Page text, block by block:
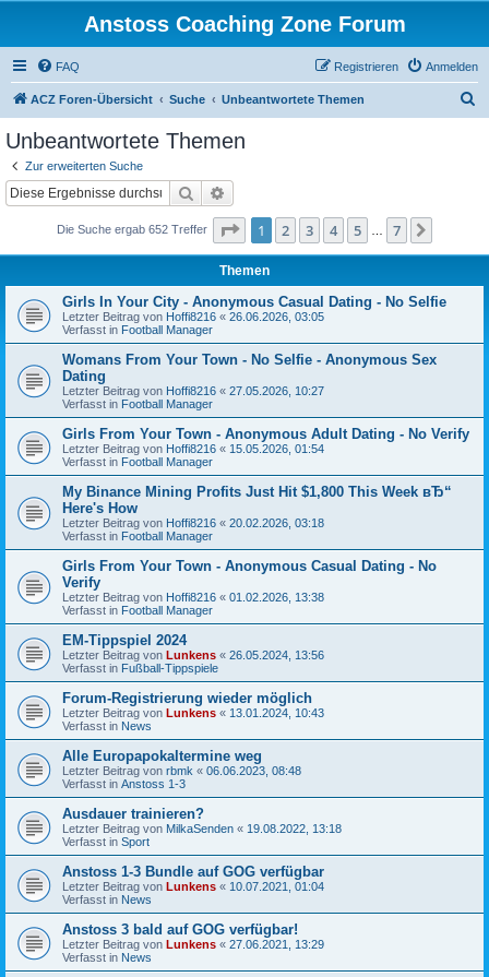
Anstoss Coaching Zone Forum
FAQ Anmelden
Registrieren
ACZ Foren-Übersicht Suche Unbeantwortete Themen
Unbeantwortete Themen
Zur erweiterten Suche
Suche
Die Suche ergab 652 Treffer Seite 1von
1 2 3 4 5 7
Themen
Girls In Your City - Anonymous Casual Dating - No Selfie
Letzter Beitrag von Hoffi8216 « 26.06.2026, 03:05
Verfasst in Football Manager
Womans From Your Town - No Selfie - Anonymous Sex
Dating
Letzter Beitrag von Hoffi8216 « 27.05.2026, 10:27
Verfasst in Football Manager
Girls From Your Town - Anonymous Adult Dating - No Verify
Letzter Beitrag von Hoffi8216 « 15.05.2026, 01:54
Verfasst in Football Manager
My Binance Mining Profits Just Hit $1,800 This Week вЂ“
Here's How
Letzter Beitrag von Hoffi8216 « 20.02.2026, 03:18
Verfasst in Football Manager
Girls From Your Town - Anonymous Casual Dating - No
Verify
Letzter Beitrag von Hoffi8216 « 01.02.2026, 13:38
Verfasst in Football Manager
EM-Tippspiel 2024
Letzter Beitrag von Lunkens « 26.05.2024, 13:56
Verfasst in Fußball-Tippspiele
Forum-Registrierung wieder möglich
Letzter Beitrag von Lunkens « 13.01.2024, 10:43
Verfasst in News
Alle Europapokaltermine weg
Letzter Beitrag von rbmk « 06.06.2023, 08:48
Verfasst in Anstoss 1-3
Ausdauer trainieren?
Letzter Beitrag von MilkaSenden « 19.08.2022, 13:18
Verfasst in Sport
Anstoss 1-3 Bundle auf GOG verfügbar
Letzter Beitrag von Lunkens « 10.07.2021, 01:04
Verfasst in News
Anstoss 3 bald auf GOG verfügbar!
Letzter Beitrag von Lunkens « 27.06.2021, 13:29
Verfasst in News